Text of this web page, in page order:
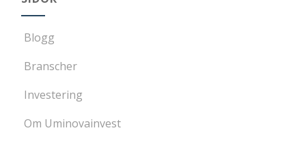
Blogg
Branscher
Investering
Om Uminovainvest